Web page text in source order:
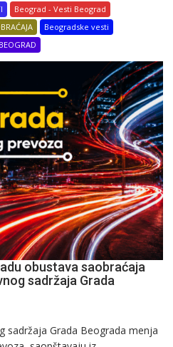
Beograd - Vesti Beograd
Beogradske vesti
obustava saobraćaja
sadržaja Grada
Grada Beograda menja